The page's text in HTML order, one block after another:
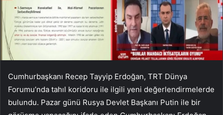
Cumhurbaşkanı Recep Tayyip Erdoğan, TRT Dünya
Forumu’nda tahıl koridoru ile ilgili yeni değerlendirmelerde
bulundu. Pazar günü Rusya Devlet Başkanı Putin ile bir